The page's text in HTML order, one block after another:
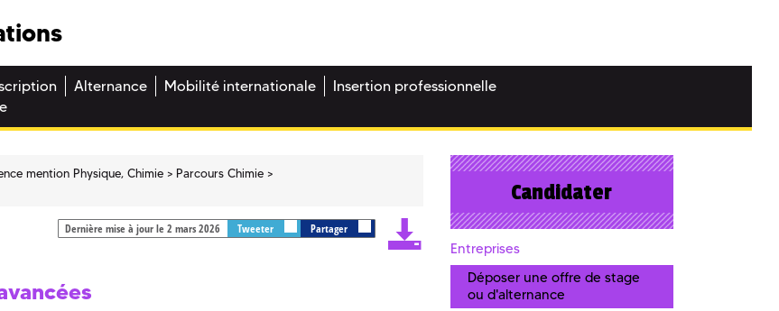
Alternance Mobilité internationale
Insertion professionnelle
mention Physique, Chimie
Parcours Chimie
Dernière mise à jour le 2 mars 2026 Tweeter Partager
Candidater
Entreprises
Déposer une offre de stage
ou d'alternance